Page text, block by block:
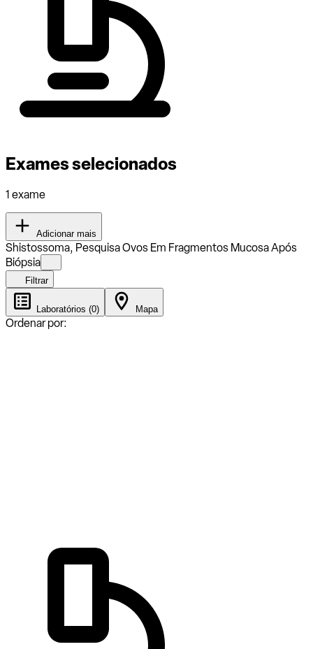
Exames selecionados
1 exame
Adicionar mais
Shistossoma, Pesquisa Ovos Em Fragmentos Mucosa Após
Biópsia
Filtrar
Laboratórios (0) Mapa
Ordenar por: